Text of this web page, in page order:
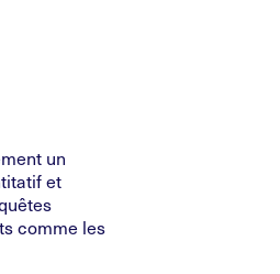
un
et
comme les